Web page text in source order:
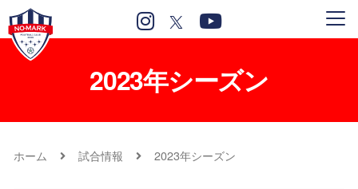
2023年シーズン
ホーム 試合情報 2023年シーズン